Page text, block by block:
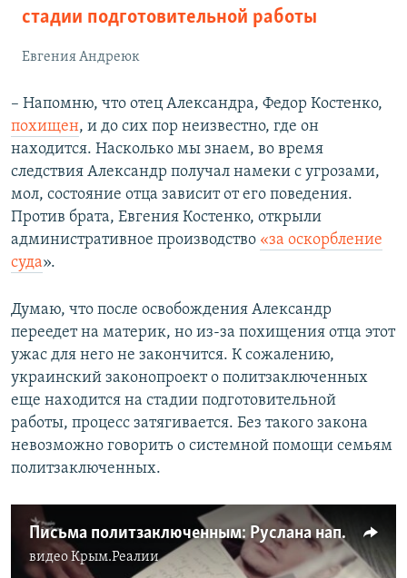
стадии подготовительной работы
Евгения Андреюк
– Напомню, что отец Александра, Федор Костенко,
похищен, и до сих пор неизвестно, где он
находится. Насколько мы знаем, во время
следствия Александр получал намеки с угрозами,
мол, состояние отца зависит от его поведения.
Против брата, Евгения Костенко, открыли
административное производство «за оскорбление
суда».
Думаю, что после освобождения Александр
переедет на материк, но из-за похищения отца этот
ужас для него не закончится. К сожалению,
украинский законопроект о политзаключенных
еще находится на стадии подготовительной
работы, процесс затягивается. Без такого закона
невозможно говорить о системной помощи семьям
политзаключенных.
Письма политзаключенным: Руслана написала послание Александру Костенко (видео)
видеоКрым.Реалии